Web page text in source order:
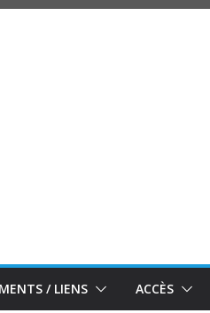
/ LIENS ACCÈS